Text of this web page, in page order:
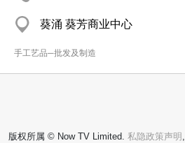
葵涌 葵芳商业中心
手工艺品─批发及制造
版权所属 © Now TV Limited. 私隐政策声明 ,